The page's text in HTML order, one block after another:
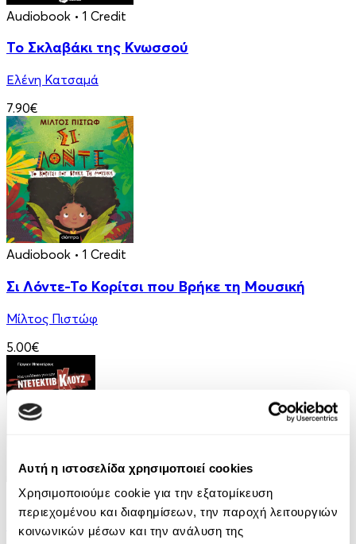
Αυτή η ιστοσελίδα χρησιμοποιεί cookies
Χρησιμοποιούμε cookie για την εξατομίκευση
περιεχομένου και διαφημίσεων, την παροχή λειτουργιών
κοινωνικών μέσων και την ανάλυση της
Audiobook • 1 Credit
Το Σκλαβάκι της Κνωσσού
Ελένη Κατσαμά
7.90€
Audiobook • 1 Credit
Σι Λόντε-Το Κορίτσι που Βρήκε τη Μουσική
Μίλτος Πιστώφ
5.00€
eBook
Μια υπόθεση για τον ντετέκτιβ Κλουζ 8: Η